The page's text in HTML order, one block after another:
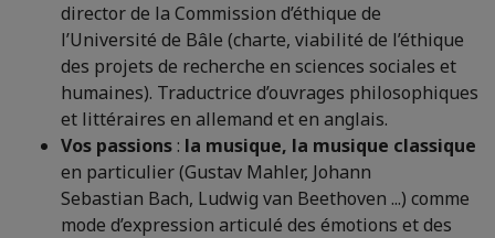
director de la Commission d’éthique de
l’Université de Bâle (charte, viabilité de l’éthique
des projets de recherche en sciences sociales et
humaines). Traductrice d’ouvrages philosophiques
et littéraires en allemand et en anglais.
Vos passions: la musique, la musique classique
en particulier (Gustav Mahler, Johann
Sebastian Bach, Ludwig van Beethoven ...) comme
mode d’expression articulé des émotions et des